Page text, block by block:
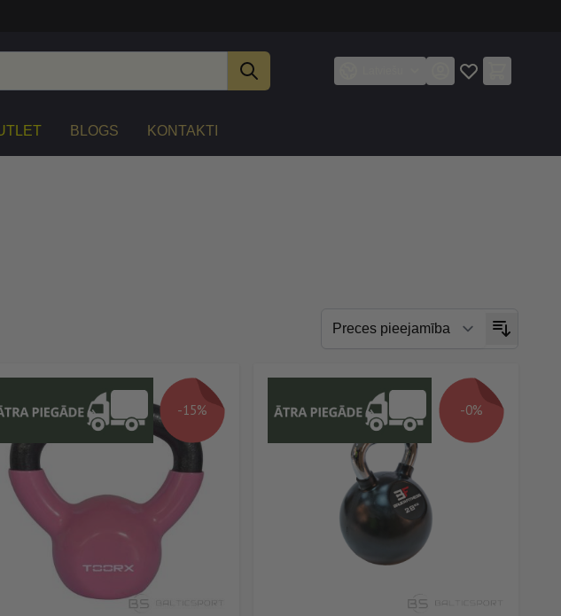
BLOGS KONTAKTI
-15% -0%